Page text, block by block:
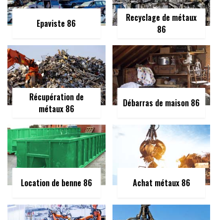
Epaviste 86
Recyclage de métaux
86
Récupération de
métaux 86
Débarras de maison 86
Location de benne 86 Achat métaux 86